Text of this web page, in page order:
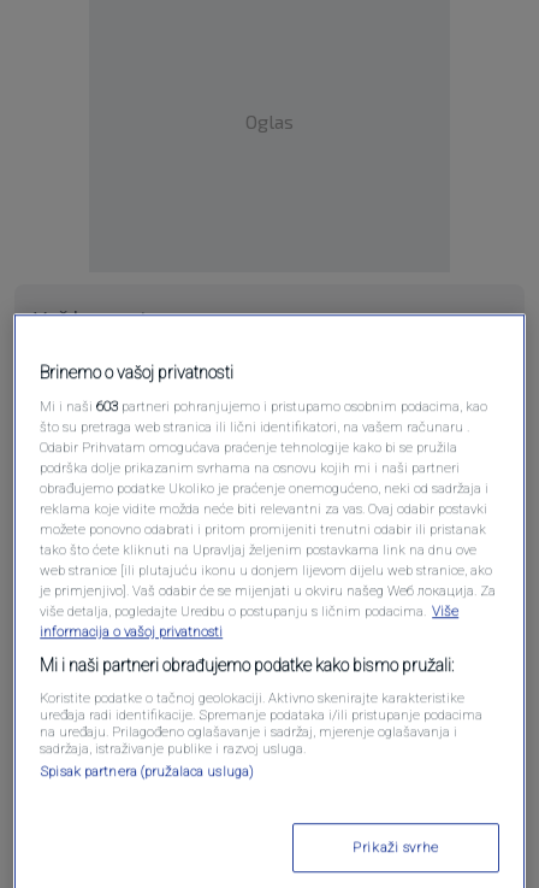
Oglas
Pošalji
Pošalji komentar
Brinemo o vašoj privatnosti
Mi i naši603 partneri pohranjujemo i pristupamo osobnim podacima, kao
što su pretraga web stranica ili lični identifikatori, na vašem računaru .
Odabir Prihvatam omogućava praćenje tehnologije kako bi se pružila
podrška dolje prikazanim svrhama na osnovu kojih mi i naši partneri
obrađujemo podatke Ukoliko je praćenje onemogućeno, neki od sadržaja i
reklama koje vidite možda neće biti relevantni za vas. Ovaj odabir postavki
možete ponovno odabrati i pritom promijeniti trenutni odabir ili pristanak
tako što ćete kliknuti na Upravljaj željenim postavkama link na dnu ove
web stranice [ili plutajuću ikonu u donjem lijevom dijelu web stranice, ako
je primjenjivo]. Vaš odabir će se mijenjati u okviru našeg Wеб локација. Za
više detalja, pogledajte Uredbu o postupanju s ličnim podacima. Više
informacija o vašoj privatnosti
Mi i naši partneri obrađujemo podatke kako bismo pružali:
Koristite podatke o tačnoj geolokaciji. Aktivno skenirajte karakteristike
uređaja radi identifikacije. Spremanje podataka i/ili pristupanje podacima
na uređaju. Prilagođeno oglašavanje i sadržaj, mjerenje oglašavanja i
sadržaja, istraživanje publike i razvoj usluga.
Spisak partnera (pružalaca usluga)
Prikaži svrhe